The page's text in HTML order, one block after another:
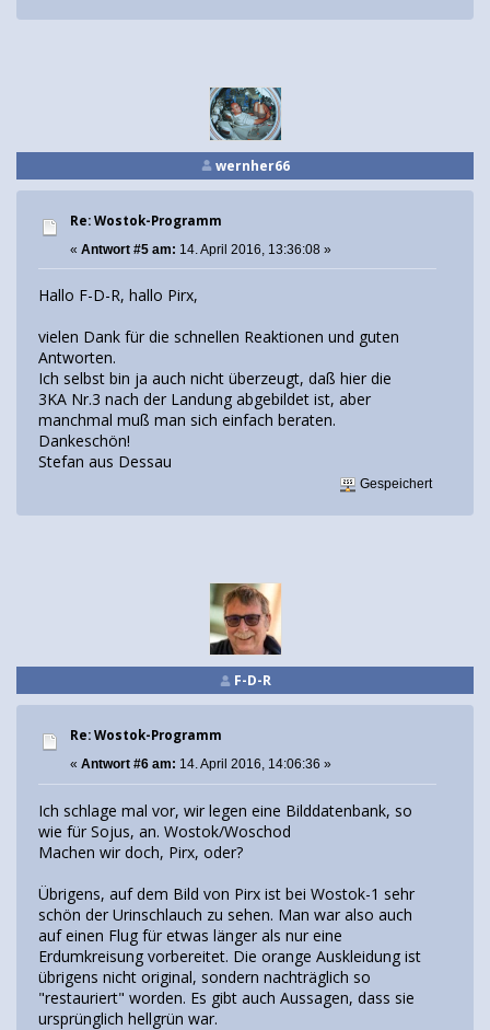
wernher66
Re: Wostok-Programm
« Antwort #5 am: 14. April 2016, 13:36:08 »
Hallo F-D-R, hallo Pirx,
vielen Dank für die schnellen Reaktionen und guten
Antworten.
Ich selbst bin ja auch nicht überzeugt, daß hier die
3KA Nr.3 nach der Landung abgebildet ist, aber
manchmal muß man sich einfach beraten.
Dankeschön!
Stefan aus Dessau
Gespeichert
F-D-R
Re: Wostok-Programm
« Antwort #6 am: 14. April 2016, 14:06:36 »
Ich schlage mal vor, wir legen eine Bilddatenbank, so
wie für Sojus, an. Wostok/Woschod
Machen wir doch, Pirx, oder?
Übrigens, auf dem Bild von Pirx ist bei Wostok-1 sehr
schön der Urinschlauch zu sehen. Man war also auch
auf einen Flug für etwas länger als nur eine
Erdumkreisung vorbereitet. Die orange Auskleidung ist
übrigens nicht original, sondern nachträglich so
"restauriert" worden. Es gibt auch Aussagen, dass sie
ursprünglich hellgrün war.